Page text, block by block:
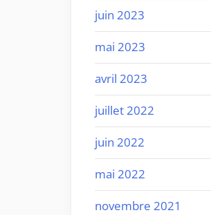
juin 2023
mai 2023
avril 2023
juillet 2022
juin 2022
mai 2022
novembre 2021